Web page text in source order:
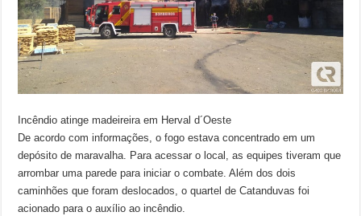
Incêndio atinge madeireira em Herval d´Oeste
De acordo com informações, o fogo estava concentrado em um
depósito de maravalha. Para acessar o local, as equipes tiveram que
arrombar uma parede para iniciar o combate. Além dos dois
caminhões que foram deslocados, o quartel de Catanduvas foi
acionado para o auxílio ao incêndio.